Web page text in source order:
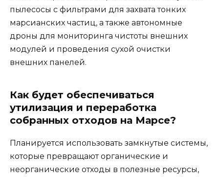
пылесосы с фильтрами для захвата тонких
марсианских частиц, а также автономные
дроны для мониторинга чистоты внешних
модулей и проведения сухой очистки
внешних панелей.
Как будет обеспечиваться
утилизация и переработка
собранных отходов на Марсе?
Планируется использовать замкнутые системы,
которые превращают органические и
неорганические отходы в полезные ресурсы,